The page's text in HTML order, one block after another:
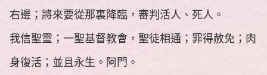
右邊；將來要從那裏降臨，審判活人、死人。
我信聖靈；一聖基督教會，聖徒相通；罪得赦免；肉
身復活；並且永生。阿門。